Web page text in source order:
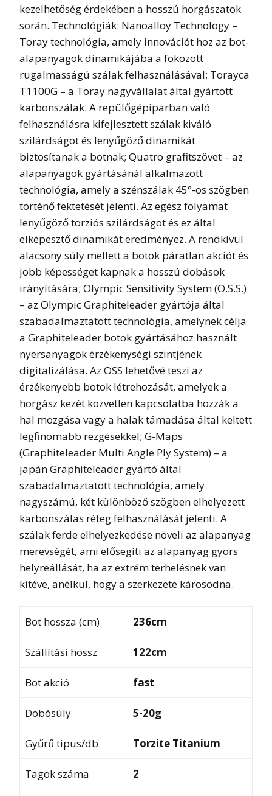
kezelhetőség érdekében a hosszú horgászatok
során. Technológiák: Nanoalloy Technology –
Toray technológia, amely innovációt hoz az bot-
alapanyagok dinamikájába a fokozott
rugalmasságú szálak felhasználásával; Torayca
T1100G – a Toray nagyvállalat által gyártott
karbonszálak. A repülőgépiparban való
felhasználásra kifejlesztett szálak kiváló
szilárdságot és lenyűgöző dinamikát
biztosítanak a botnak; Quatro grafitszövet – az
alapanyagok gyártásánál alkalmazott
technológia, amely a szénszálak 45°-os szögben
történő fektetését jelenti. Az egész folyamat
lenyűgöző torziós szilárdságot és ez által
elképesztő dinamikát eredményez. A rendkívül
alacsony súly mellett a botok páratlan akciót és
jobb képességet kapnak a hosszú dobások
irányítására; Olympic Sensitivity System (O.S.S.)
– az Olympic Graphiteleader gyártója által
szabadalmaztatott technológia, amelynek célja
a Graphiteleader botok gyártásához használt
nyersanyagok érzékenységi szintjének
digitalizálása. Az OSS lehetővé teszi az
érzékenyebb botok létrehozását, amelyek a
horgász kezét közvetlen kapcsolatba hozzák a
hal mozgása vagy a halak támadása által keltett
legfinomabb rezgésekkel; G-Maps
(Graphiteleader Multi Angle Ply System) – a
japán Graphiteleader gyártó által
szabadalmaztatott technológia, amely
nagyszámú, két különböző szögben elhelyezett
karbonszálas réteg felhasználását jelenti. A
szálak ferde elhelyezkedése növeli az alapanyag
merevségét, ami elősegíti az alapanyag gyors
helyreállását, ha az extrém terhelésnek van
kitéve, anélkül, hogy a szerkezete károsodna.
Bot hossza (cm) 236cm
Szállítási hossz 122cm
Bot akció fast
Dobósúly 5-20g
Gyűrű tipus/db Torzite Titanium
Tagok száma 2